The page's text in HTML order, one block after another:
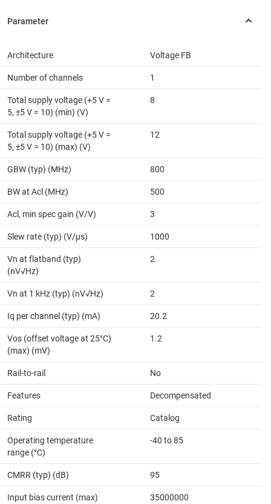
Architecture Voltage FB
Number of channels 1
Total supply voltage (+5 V =
5, ±5 V = 10) (min) (V)
8
Total supply voltage (+5 V =
5, ±5 V = 10) (max) (V)
12
GBW (typ) (MHz) 800
BW at Acl (MHz) 500
Acl, min spec gain (V/V) 3
Slew rate (typ) (V/µs) 1000
Vn at flatband (typ)
(nV√Hz)
2
Vn at 1 kHz (typ) (nV√Hz) 2
Iq per channel (typ) (mA) 20.2
Vos (offset voltage at 25°C)
(max) (mV)
1.2
Rail-to-rail No
Features Decompensated
Rating Catalog
Operating temperature
range (°C)
-40 to 85
CMRR (typ) (dB) 95
Input bias current (max)
35000000